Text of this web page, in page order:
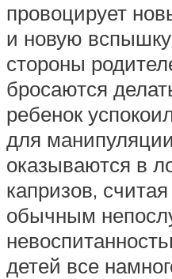
провоцирует
и новую
стороны
бросаются
ребенок
для
оказываются в
капризов,
обычным
детей все